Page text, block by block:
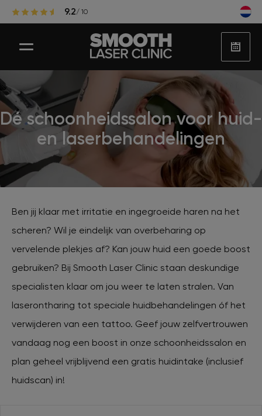
9.2/ 10
Dé schoonheidssalon voor huid-
en laserbehandelingen
Ben jij klaar met irritatie en ingegroeide haren na het
scheren? Wil je eindelijk van overbeharing op
vervelende plekjes af? Kan jouw huid een goede boost
gebruiken? Bij Smooth Laser Clinic staan deskundige
specialisten klaar om jou weer te laten stralen. Van
laserontharing tot speciale huidbehandelingen óf het
verwijderen van een tattoo. Geef jouw zelfvertrouwen
vandaag nog een boost in onze schoonheidssalon en
plan geheel vrijblijvend een gratis huidintake (inclusief
huidscan) in!
Laser ontharen
Populaire zones laserontharing
Huidproblemen
XL Hair
Tattoo verwijderen
Cosmetisch arts